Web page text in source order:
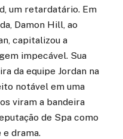
um retardatário. Em
Damon Hill, ao
capitalizou a
impecável. Sua
da equipe Jordan na
notável em uma
viram a bandeira
de Spa como
drama.